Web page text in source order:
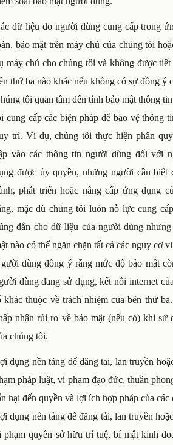
dữ liệu do người dùng cung cấp trong
bảo mật trên máy chủ của chúng tôi
máy chủ cho chúng tôi và không được
thứ ba nào khác nếu không có sự đồng ý
tôi quan tâm đến tính bảo mật thông
cung cấp các biện pháp để bảo vệ thông
trì. Ví dụ, chúng tôi thực hiện phân
vào các thông tin người dùng đối với
được ủy quyền, những người cần biết
phát triển hoặc nâng cấp ứng dụng
mặc dù chúng tôi luôn nỗ lực cung
đắn cho dữ liệu của người dùng
nào có thể ngăn chặn tất cả các nguy cơ
dùng đồng ý rằng mức độ bảo mật
dùng đang sử dụng, kết nối internet
khác thuộc về trách nhiệm của bên thứ
nhận rủi ro về bảo mật (nếu có) khi sử
chúng tôi.
dụng nền tảng để đăng tải, lan truyền
pháp luật, vi phạm đạo đức, thuần
hại đến quyền và lợi ích hợp pháp của các
dụng nền tảng để đăng tải, lan truyền
phạm quyền sở hữu trí tuệ, bí mật kinh